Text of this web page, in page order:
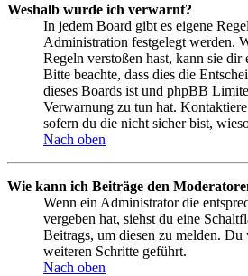
Weshalb wurde ich verwarnt?
In jedem Board gibt es eigene
Administration festgelegt werden.
Regeln verstoßen hast, kann sie
Bitte beachte, dass dies die
dieses Boards ist und phpBB
Verwarnung zu tun hat.
sofern du die nicht sicher bist,
Nach oben
Wie kann ich Beiträge den
Wenn ein Administrator die
vergeben hat, siehst du eine
Beitrags, um diesen zu melden.
weiteren Schritte geführt.
Nach oben